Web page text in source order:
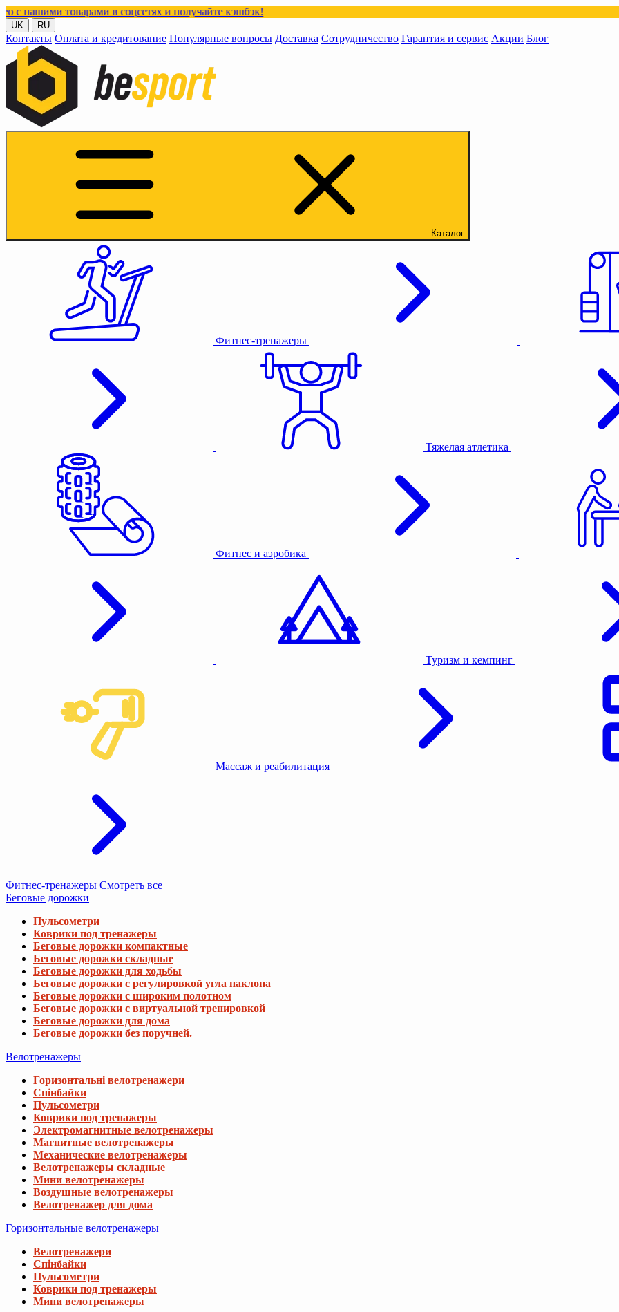
в соцсетях и получайте кэшбэк!
UK RU
Контакты Оплата и кредитование Популярные вопросы Доставка Сотрудничество Гарантия и сервис Акции Блог
Каталог
Фитнес-тренажеры
Тяжелая атлетика
Фитнес и аэробика
Туризм и кемпинг
Массаж и реабилитация
Фитнес-тренажеры Смотреть все
Беговые дорожки
Пульсометри
Коврики под тренажеры
Беговые дорожки компактные
Беговые дорожки складные
Беговые дорожки для ходьбы
Беговые дорожки с регулировкой угла наклона
Беговые дорожки с широким полотном
Беговые дорожки с виртуальной тренировкой
Беговые дорожки для дома
Беговые дорожки без поручней.
Велотренажеры
Горизонтальні велотренажери
Спінбайки
Пульсометри
Коврики под тренажеры
Электромагнитные велотренажеры
Магнитные велотренажеры
Механические велотренажеры
Велотренажеры складные
Мини велотренажеры
Воздушные велотренажеры
Велотренажер для дома
Горизонтальные велотренажеры
Велотренажери
Спінбайки
Пульсометри
Коврики под тренажеры
Мини велотренажеры